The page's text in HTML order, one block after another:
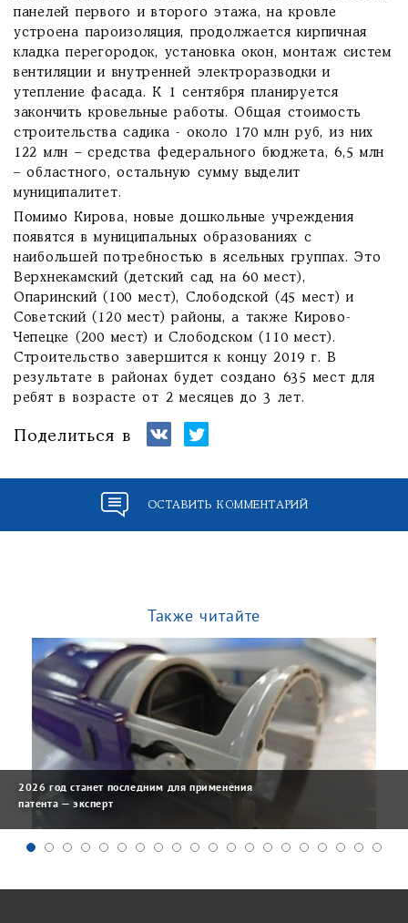
панелей первого и второго этажа, на кровле
устроена пароизоляция, продолжается кирпичная
кладка перегородок, установка окон, монтаж систем
вентиляции и внутренней электроразводки и
утепление фасада. К 1 сентября планируется
закончить кровельные работы. Общая стоимость
строительства садика - около 170 млн руб, из них
122 млн – средства федерального бюджета, 6,5 млн
– областного, остальную сумму выделит
муниципалитет.
Помимо Кирова, новые дошкольные учреждения
появятся в муниципальных образованиях с
наибольшей потребностью в ясельных группах. Это
Верхнекамский (детский сад на 60 мест),
Опаринский (100 мест), Слободской (45 мест) и
Советский (120 мест) районы, а также Кирово-
Чепецке (200 мест) и Слободском (110 мест).
Строительство завершится к концу 2019 г. В
результате в районах будет создано 635 мест для
ребят в возрасте от 2 месяцев до 3 лет.
Поделиться в
ОСТАВИТЬ КОММЕНТАРИЙ
Также читайте
2026 год станет последним для применения
патента — эксперт